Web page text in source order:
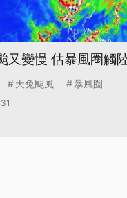
又變慢 估暴風圈觸
天兔颱風 暴風圈